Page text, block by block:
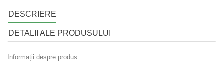
DESCRIERE
DETALII ALE PRODUSULUI
Informații despre produs: